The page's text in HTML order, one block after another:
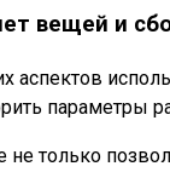
вещей и
параметры
только